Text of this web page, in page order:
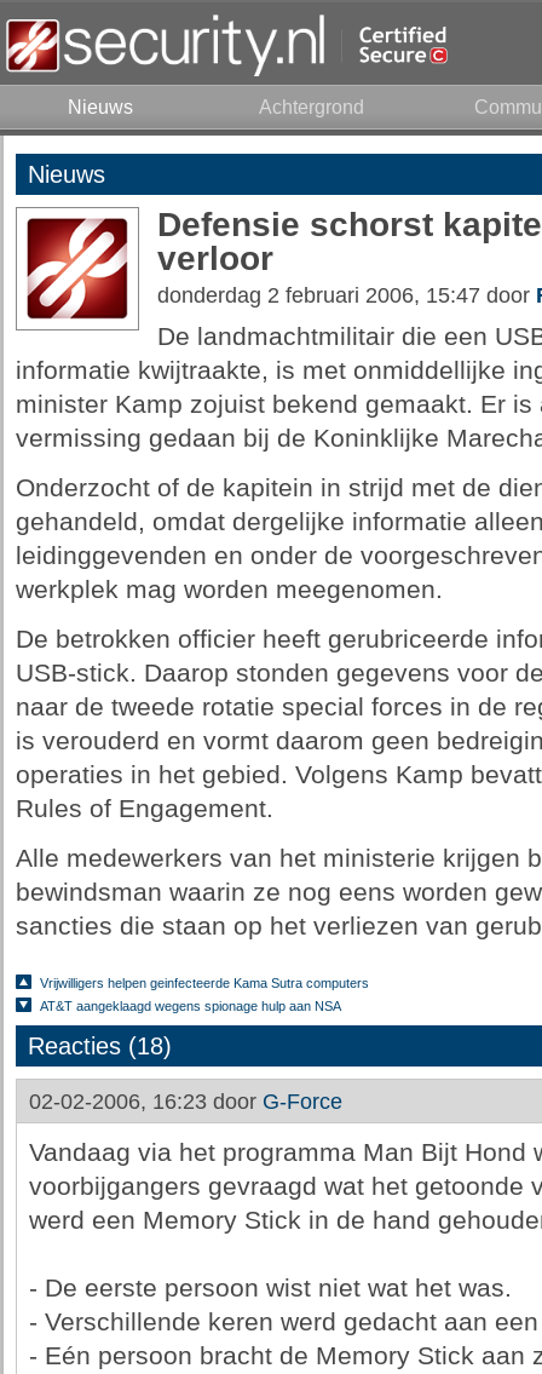
Nieuws Achtergrond
Nieuws
Defensie schorst
verloor
donderdag 2 februari 2006, 15:47 door
De landmachtmilitair die een
informatie kwijtraakte, is met onmiddellijke
minister Kamp zojuist bekend gemaakt. Er
vermissing gedaan bij de Koninklijke
Onderzocht of de kapitein in strijd met de
gehandeld, omdat dergelijke informatie
leidinggevenden en onder de
werkplek mag worden meegenomen.
De betrokken officier heeft gerubriceerde
USB-stick. Daarop stonden gegevens voor
naar de tweede rotatie special forces in de
is verouderd en vormt daarom geen
operaties in het gebied. Volgens Kamp
Rules of Engagement.
Alle medewerkers van het ministerie krijgen
bewindsman waarin ze nog eens worden
sancties die staan op het verliezen van
Vrijwilligers helpen geinfecteerde Kama Sutra computers
AT&T aangeklaagd wegens spionage hulp aan NSA
Reacties (18)
02-02-2006, 16:23 door G-Force
Vandaag via het programma Man Bijt Hond
voorbijgangers gevraagd wat het getoonde
werd een Memory Stick in de hand
- De eerste persoon wist niet wat het was.
- Verschillende keren werd gedacht aan
- Eén persoon bracht de Memory Stick aan